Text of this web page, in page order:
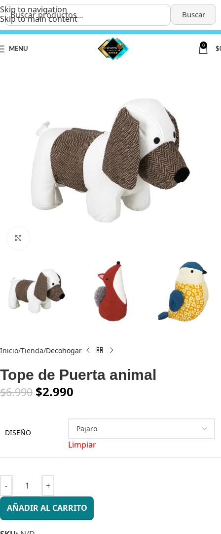
Buscar
Skip to navigation
Skip to main content
MENU
0
$
Inicio Tienda Decohogar
Tope de Puerta animal
$6.990 $2.990
DISEÑO
Limpiar
AÑADIR AL CARRITO